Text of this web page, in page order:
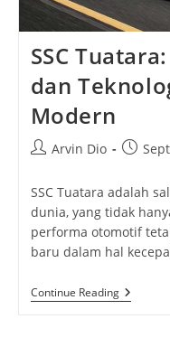
SSC
dan
Modern
PostArvin Dio
Post
SSC Tuatara adalah
dunia, yang tidak
performa otomotif
baru dalam hal
Continue ReadingSSC
Tuatara: